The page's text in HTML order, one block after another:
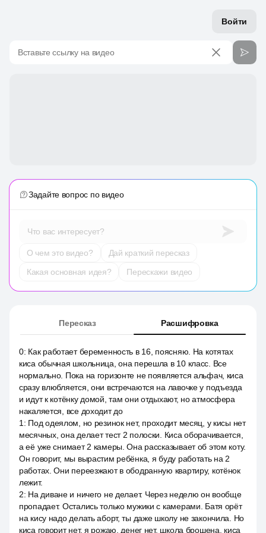
Войти
Вставьте ссылку на видео
Задайте вопрос по видео
Что вас интересует?
О чем это видео?
Дай краткий пересказ
Какая основная идея?
Перескажи видео
Пересказ Расшифровка
0: Как работает беременность в 16, поясняю. На котятах
киса обычная школьница, она перешла в 10 класс. Все
нормально. Пока на горизонте не появляется альфач, киса
сразу влюбляется, они встречаются на лавочке у подъезда
и идут к котёнку домой, там они отдыхают, но атмосфера
накаляется, все доходит до
1 : Под одеялом, но резинок нет, проходит месяц, у кисы нет
месячных, она делает тест 2 полоски. Киса оборачивается,
а её уже снимает 2 камеры. Она рассказывает об этом коту.
Он говорит, мы вырастим ребёнка, я буду работать на 2
работах. Они переезжают в ободранную квартиру, котёнок
лежит.
2: На диване и ничего не делает. Через неделю он вообще
пропадает. Остались только мужики с камерами. Батя орёт
на кису надо делать аборт, ты даже школу не закончила. Но
киса говорит нет, я рожаю, денег нет, школа брошена, киса